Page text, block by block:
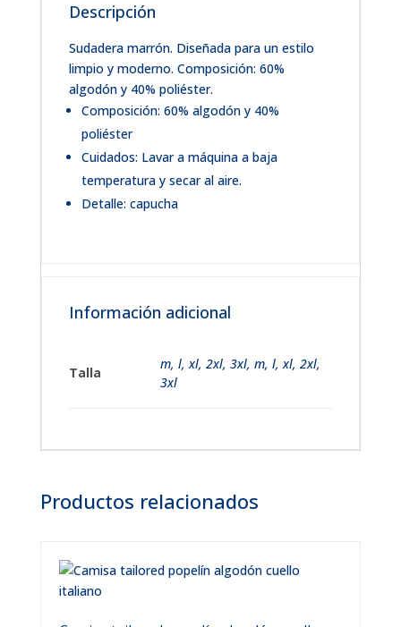
Descripción
Sudadera marrón. Diseñada para un estilo
limpio y moderno. Composición: 60%
algodón y 40% poliéster.
Composición: 60% algodón y 40%
poliéster
Cuidados: Lavar a máquina a baja
temperatura y secar al aire.
Detalle: capucha
Información adicional
Talla
m, l,xl, 2xl, 3xl, m, l, xl, 2xl,
3xl
Productos relacionados